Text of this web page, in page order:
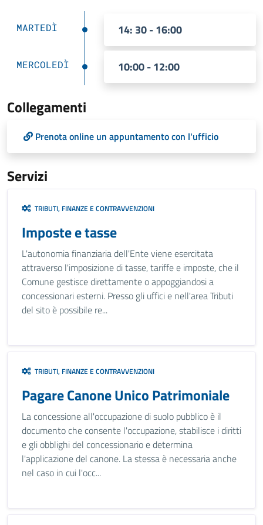
MARTEDÌ 14: 30 - 16:00
MERCOLEDÌ 10:00 - 12:00
Collegamenti
Prenota online un appuntamento con l'ufficio
Servizi
TRIBUTI, FINANZE E CONTRAVVENZIONI
Imposte e tasse
L'autonomia finanziaria dell'Ente viene esercitata
attraverso l'imposizione di tasse, tariffe e imposte, che il
Comune gestisce direttamente o appoggiandosi a
concessionari esterni. Presso gli uffici e nell'area Tributi
del sito è possibile re...
TRIBUTI, FINANZE E CONTRAVVENZIONI
Pagare Canone Unico Patrimoniale
La concessione all'occupazione di suolo pubblico è il
documento che consente l'occupazione, stabilisce i diritti
e gli obblighi del concessionario e determina
l'applicazione del canone. La stessa è necessaria anche
nel caso in cui l'occ...